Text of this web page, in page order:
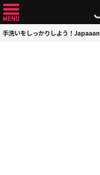
手洗いをしっかりしよう！Japaaan